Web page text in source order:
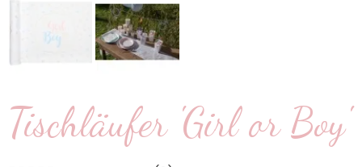
Tischläufer 'Girl or Boy'